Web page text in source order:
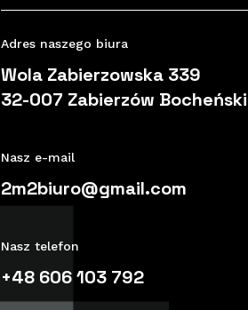
Adres naszego biura
Wola Zabierzowska 339
32-007 Zabierzów Bocheński
Nasz e-mail
2m2biuro@gmail.com
Nasz telefon
+48 606 103 792